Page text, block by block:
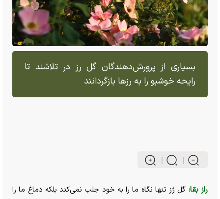
بسیاری از پرورش‌دهندگان گل رز در تلاشند تا
رایحه خوشبو را به رز‌ها بازگردانند
راز بقا: گل رُز تنها نگاه ما را به خود جلب نمی‌کند بلکه دماغ ما را